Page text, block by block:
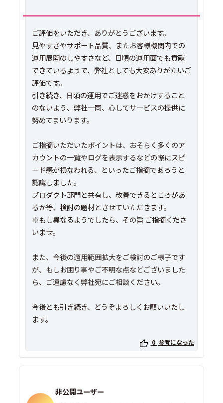
ご評価をいただき、ありがとうございます。
見やすさやサポート品質、またお客様機関内での
運用展開のしやすさなど、日頃の運用面でも貢献
できているようで、弊社としても大変ありがたいご
評価です。
引き続き、日頃の運用でご迷惑をおかけすること
のないよう、弊社一同、心してサービスの提供に
努めてまいります。
ご指摘いただいたポイントは、おそらく多くのア
カウントの一覧やログを表示するなどの際にスピ
ード感が損なわれる、といったご指摘であろうと
認識しました。
プロダクト部門と共有し、改善できるところがあ
るか等、検討の題材とさせていただきます。
※もし異なるようでしたら、その旨 ご指摘くださ
いませ。
また、今後の適用範囲拡大をご検討のご様子です
が、もしお困り事やご不明な点などございました
ら、ご遠慮なく弊社宛にご相談ください。
今後とも引き続き、どうぞよろしくお願いいたし
ます。
0 参考になった
非公開ユーザー